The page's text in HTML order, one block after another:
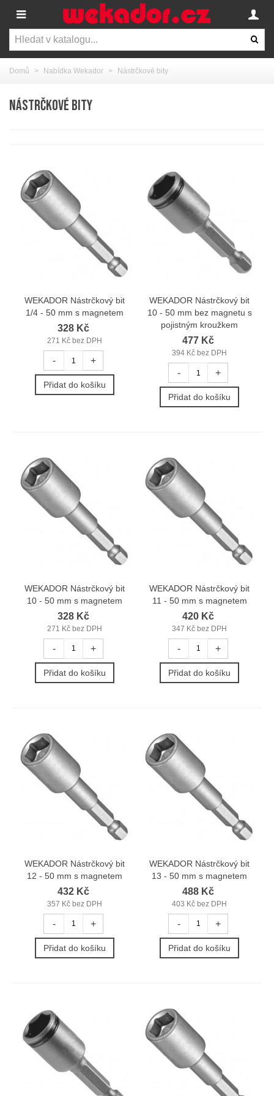
Domů > Nabídka Wekador > Nástrčkové bity
NÁSTRČKOVÉ BITY
WEKADOR Nástrčkový bit
1/4 - 50 mm s magnetem
328 Kč
271 Kč bez DPH
- +
Přidat do košíku
WEKADOR Nástrčkový bit
10 - 50 mm bez magnetu s
pojistným kroužkem
477 Kč
394 Kč bez DPH
- +
Přidat do košíku
WEKADOR Nástrčkový bit
10 - 50 mm s magnetem
328 Kč
271 Kč bez DPH
- +
Přidat do košíku
WEKADOR Nástrčkový bit
11 - 50 mm s magnetem
420 Kč
347 Kč bez DPH
- +
Přidat do košíku
WEKADOR Nástrčkový bit
12 - 50 mm s magnetem
432 Kč
357 Kč bez DPH
- +
Přidat do košíku
WEKADOR Nástrčkový bit
13 - 50 mm s magnetem
488 Kč
403 Kč bez DPH
- +
Přidat do košíku